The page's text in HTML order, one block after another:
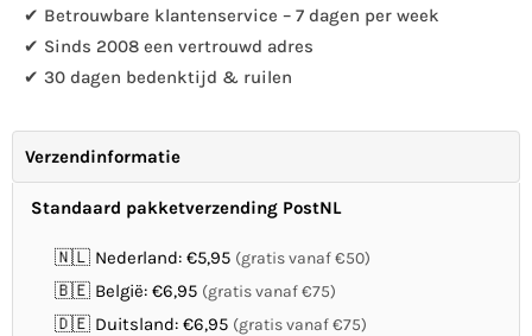
✔ Betrouwbare klantenservice – 7 dagen per week
✔ Sinds 2008 een vertrouwd adres
✔ 30 dagen bedenktijd & ruilen
Verzendinformatie
Standaard pakketverzending PostNL
🇳🇱 Nederland: €5,95 (gratis vanaf €50)
🇧🇪 België: €6,95 (gratis vanaf €75)
🇩🇪 Duitsland: €6,95 (gratis vanaf €75)